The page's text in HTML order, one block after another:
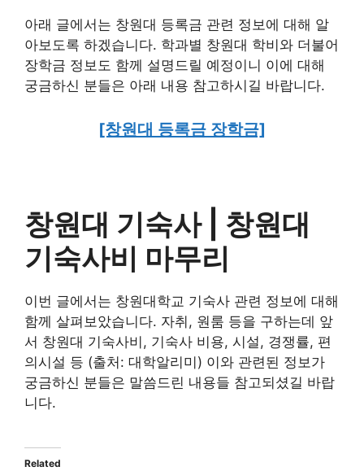
아래 글에서는 창원대 등록금 관련 정보에 대해 알
아보도록 하겠습니다. 학과별 창원대 학비와 더불어
장학금 정보도 함께 설명드릴 예정이니 이에 대해
궁금하신 분들은 아래 내용 참고하시길 바랍니다.
[창원대 등록금 장학금]
창원대 기숙사 | 창원대
기숙사비 마무리
이번 글에서는 창원대학교 기숙사 관련 정보에 대해
함께 살펴보았습니다. 자취, 원룸 등을 구하는데 앞
서 창원대 기숙사비, 기숙사 비용, 시설, 경쟁률, 편
의시설 등 (출처: 대학알리미) 이와 관련된 정보가
궁금하신 분들은 말씀드린 내용들 참고되셨길 바랍
니다.
Related